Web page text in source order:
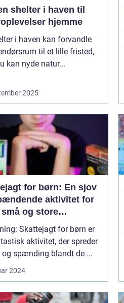
shelter i haven til
hjemme
i haven kan forvandle
til et lille fristed,
kan nyde natur...
2025
for børn: En sjov
aktivitet for
og store
Skattejagt for børn er
aktivitet, der spreder
spænding blandt de ...
2024